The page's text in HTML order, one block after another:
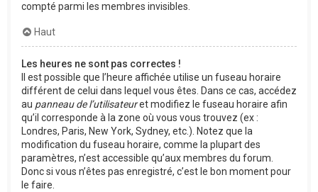
compté parmi les membres invisibles.
Haut
Les heures ne sont pas correctes !
Il est possible que l’heure affichée utilise un fuseau horaire
différent de celui dans lequel vous êtes. Dans ce cas, accédez
au panneau de l’utilisateuret modifiez le fuseau horaire afin
qu’il corresponde à la zone où vous vous trouvez (ex :
Londres, Paris, New York, Sydney, etc.). Notez que la
modification du fuseau horaire, comme la plupart des
paramètres, n’est accessible qu’aux membres du forum.
Donc si vous n’êtes pas enregistré, c’est le bon moment pour
le faire.